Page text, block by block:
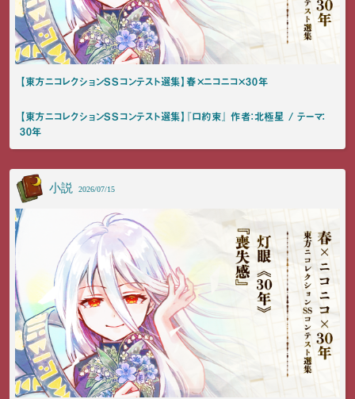
【東方ニコレクションSSコンテスト選集】春×ニコニコ×30年
【東方ニコレクションSSコンテスト選集】『口約束』 作者：北極星 / テーマ：
30年
小説 2026/07/15